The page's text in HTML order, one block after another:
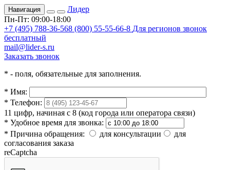
Навигация
Лидер
Пн-Пт: 09:00-18:00
+7 (495) 788-36-568 (800) 55-55-66-8 Для регионов звонок
бесплатный
mail@lider-s.ru
Заказать звонок
* - поля, обязательные для заполнения.
* Имя:
* Телефон:
11 цифр, начиная с 8 (код города или оператора связи)
* Удобное время для звонка:
* Причина обращения: для консультации
для
согласования заказа
reCaptcha